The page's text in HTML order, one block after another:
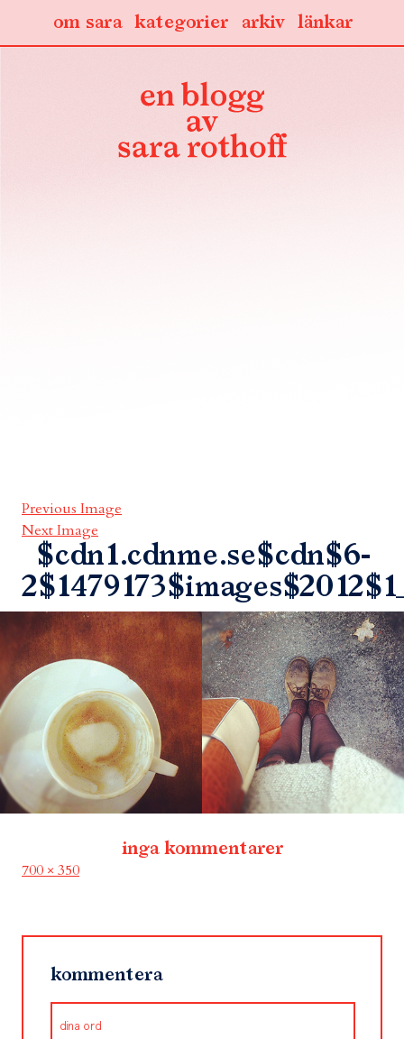
länkar
arkiv
kategorier
om sara
Previous Image
Next Image
$cdn1.cdnme.se$cdn$6-
inga kommentarer
Full
700 × 350
kommentera